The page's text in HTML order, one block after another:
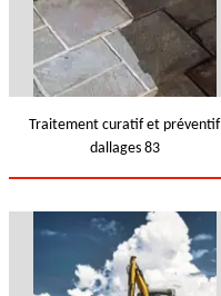
Traitement curatif et préventif
dallages 83